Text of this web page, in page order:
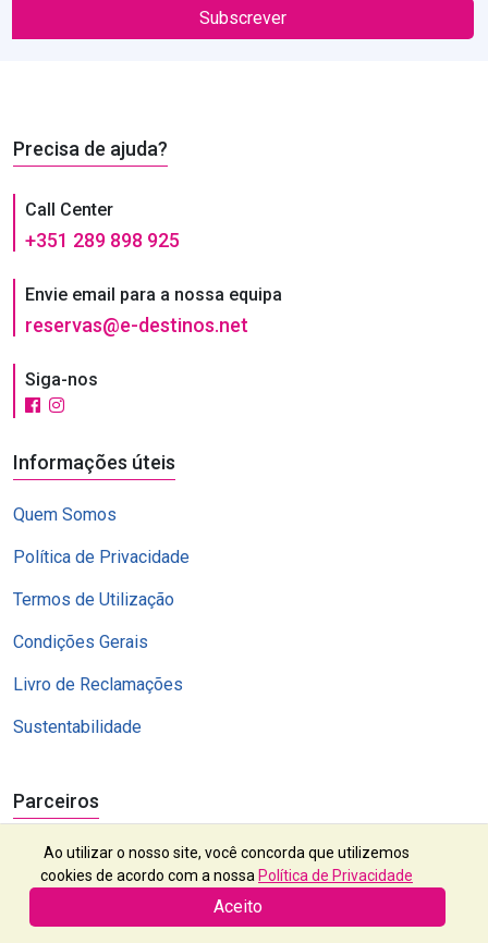
Subscrever
Precisa de ajuda?
Call Center
+351 289 898 925
Envie email para a nossa equipa
reservas@e-destinos.net
Siga-nos
Informações úteis
Quem Somos
Política de Privacidade
Termos de Utilização
Condições Gerais
Livro de Reclamações
Sustentabilidade
Parceiros
Ao utilizar o nosso site, você concorda que utilizemos
cookies de acordo com a nossa Política de Privacidade
Aceito